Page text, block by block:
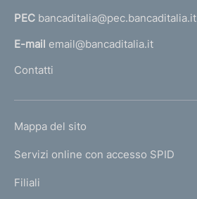
a
l
m
e
a
PEC bancaditalia@pec.bancaditalia.it
E-mail email@bancaditalia.it
Contatti
L
N
K
Mappa del sito
Servizi online con accesso SPID
Filiali